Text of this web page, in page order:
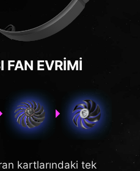
FAN EVRİMİ
kartlarındaki tek